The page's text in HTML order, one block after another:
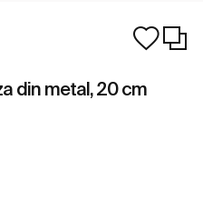
din metal, 20 cm